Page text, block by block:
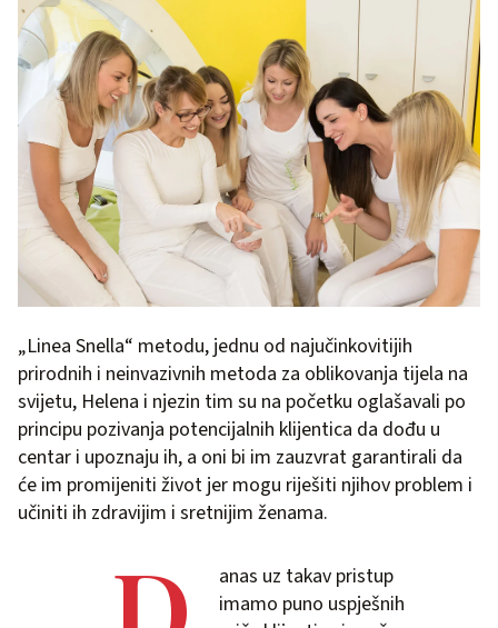
„Linea Snella“ metodu, jednu od najučinkovitijih
prirodnih i neinvazivnih metoda za oblikovanja tijela na
svijetu, Helena i njezin tim su na početku oglašavali po
principu pozivanja potencijalnih klijentica da dođu u
centar i upoznaju ih, a oni bi im zauzvrat garantirali da
će im promijeniti život jer mogu riješiti njihov problem i
učiniti ih zdravijim i sretnijim ženama.
anas uz takav pristup
imamo puno uspješnih